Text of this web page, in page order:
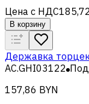
Цена с НДС
В корзину
Державка
AC.GHI03122 Под
157,86 BYN